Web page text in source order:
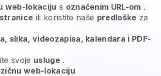
web-lokaciju s označenim URL-om .
ili koristite naše predloške za
slika, videozapisa, kalendara i PDF-
svoje usluge.
web-lokaciju